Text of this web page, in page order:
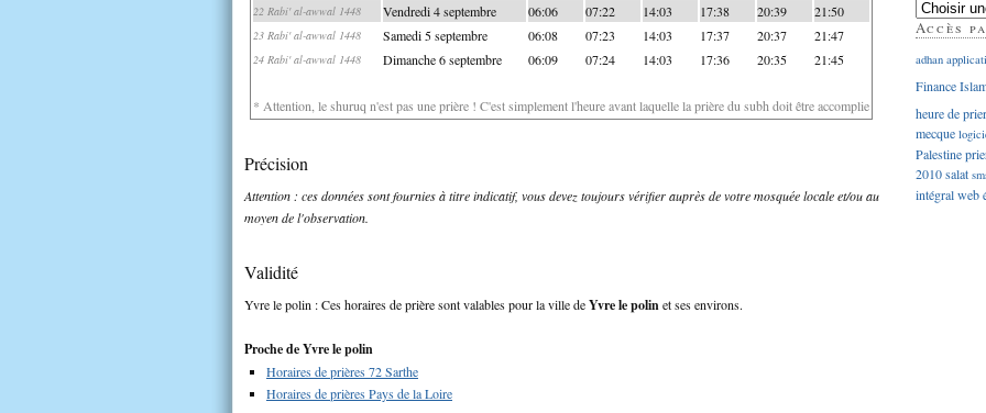
22 Rabi' al-awwal 1448 Vendredi 4 septembre 06:06 07:22 14:03 17:38 20:39 21:50
23 Rabi' al-awwal 1448 Samedi 5 septembre 06:08 07:23 14:03 17:37 20:37 21:47
24 Rabi' al-awwal 1448 Dimanche 6 septembre 06:09 07:24 14:03 17:36 20:35 21:45
* Attention, le shuruq n'est pas une prière ! C'est simplement l'heure avant laquelle la prière du subh doit être accomplie
Précision
Attention : ces données sont fournies à titre indicatif, vous devez toujours vérifier auprès de votre mosquée locale et/ou au
moyen de l'observation.
Validité
Yvre le polin : Ces horaires de prière sont valables pour la ville deYvre le polinet ses environs.
Proche de Yvre le polin
Horaires de prières 72 Sarthe
Horaires de prières Pays de la Loire
Accès
adhan
Finance
heure de
mecque
Palestine
2010salat
intégralweb